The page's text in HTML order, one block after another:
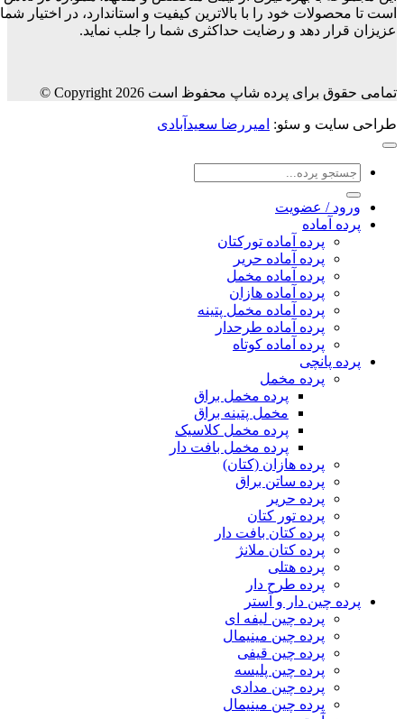
است تا محصولات خود را با بالاترین کیفیت و استاندارد، در اختیار شما
عزیزان قرار دهد و رضایت حداکثری شما را جلب نماید.
تمامی حقوق برای پرده شاپ محفوظ است Copyright 2026 ©
طراحی سایت و سئو:امیررضا سعیدآبادی
جستجو
ورود / عضویت
پرده آماده
پرده آماده تورکتان
پرده آماده حریر
پرده آماده مخمل
پرده آماده هازان
پرده آماده مخمل پتینه
پرده آماده طرحدار
پرده آماده کوتاه
پرده پانچی
پرده مخمل
پرده مخمل براق
مخمل پتینه براق
پرده مخمل کلاسیک
پرده مخمل بافت دار
پرده هازان (کتان)
پرده ساتن براق
پرده حریر
پرده تور کتان
پرده کتان بافت دار
پرده کتان ملانژ
پرده هتلی
پرده طرح دار
پرده چین دار و آستر
پرده چین لیفه ای
پرده چین مینیمال
پرده چین قیفی
پرده چین پلیسه
پرده چین مدادی
پرده چین مینیمال